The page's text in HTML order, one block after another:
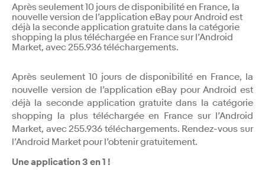
Après seulement 10 jours de disponibilité en France, la
nouvelle version de l’application eBay pour Android est
déjà la seconde application gratuite dans la catégorie
shopping la plus téléchargée en France sur l’Android
Market, avec 255.936 téléchargements.
Après seulement 10 jours de disponibilité en France, la
nouvelle version de l’application eBay pour Android est
déjà la seconde application gratuite dans la catégorie
shopping la plus téléchargée en France sur l’Android
Market, avec 255.936 téléchargements. Rendez-vous sur
l’Android Market pour l’obtenir gratuitement.
Une application 3 en 1 !